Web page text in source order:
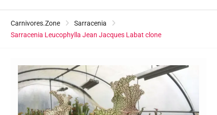
Carnivores.Zone
Sarracenia
Sarracenia Leucophylla Jean Jacques Labat clone